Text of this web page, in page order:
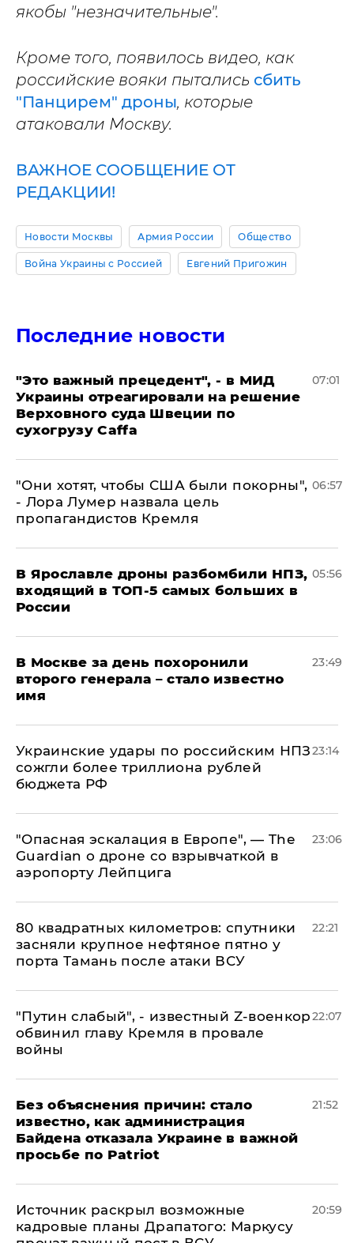
якобы "незначительные".
Кроме того, появилось видео, как
российские вояки пытались сбить
"Панцирем" дроны, которые
атаковали Москву.
ВАЖНОЕ СООБЩЕНИЕ ОТ
РЕДАКЦИИ!
Новости Москвы Армия России Общество
Война Украины с Россией Евгений Пригожин
Последние новости
"Это важный прецедент", - в МИД
Украины отреагировали на решение
Верховного суда Швеции по
сухогрузу Caffa
07:01
"Они хотят, чтобы США были покорны",
- Лора Лумер назвала цель
пропагандистов Кремля
06:57
В Ярославле дроны разбомбили НПЗ,
входящий в ТОП-5 самых больших в
России
05:56
В Москве за день похоронили
второго генерала – стало известно
имя
23:49
Украинские удары по российским НПЗ
сожгли более триллиона рублей
бюджета РФ
23:14
"Опасная эскалация в Европе", — The
Guardian о дроне со взрывчаткой в
аэропорту Лейпцига
23:06
80 квадратных километров: спутники
засняли крупное нефтяное пятно у
порта Тамань после атаки ВСУ
22:21
​"Путин слабый", - известный Z-военкор
обвинил главу Кремля в провале
войны
22:07
Без объяснения причин: стало
известно, как администрация
Байдена отказала Украине в важной
просьбе по Patriot
21:52
​Источник раскрыл возможные
кадровые планы Драпатого: Маркусу
20:59